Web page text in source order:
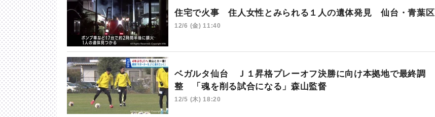
住宅で火事 住人女性とみられる１人の遺体発見 仙台・青葉区
12/6 (金) 11:40
ベガルタ仙台 Ｊ１昇格プレーオフ決勝に向け本拠地で最終調
整 「魂を削る試合になる」森山監督
12/5 (木) 18:20